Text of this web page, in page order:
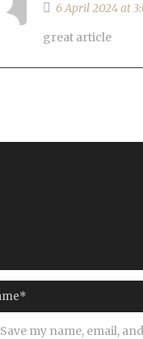
6 April 2024 at
great article
Save my name, email,